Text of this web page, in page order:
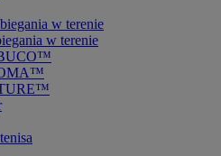
w terenie
w terenie